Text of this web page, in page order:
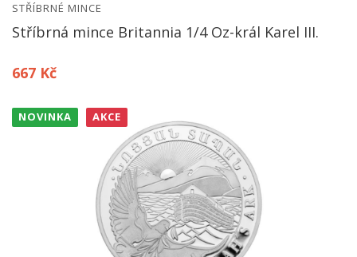
STŘÍBRNÉ MINCE
Stříbrná mince Britannia 1/4 Oz-král Karel III.
667 Kč
NOVINKA AKCE